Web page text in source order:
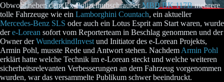
Obwohl neben dem Ex-PolizeihubschrauberMBB BK 117Bmehrere
tolle Fahrzeuge wie ein Lamborghini Countach, ein aktueller
Mercedes-Benz SLS oder auch ein Lotus Esprit am Start waren, wurde
dere-Lorean sofort vom Reporterteam in Beschlag genommen und der
Owner derWunderkindInvest und Initiator des e-Lorean Projekts,
Armin Pohl, musste Rede und Antwort stehen. Nachdem Armin Pohl
erklärt hatte welche Technik im e-Lorean steckt und welche weiteren
sicherheitsrelevanten Verbesserungen an dem Fahrzeug vorgenommen
wurden, war das versammelte Publikum schwer beeindruckt.